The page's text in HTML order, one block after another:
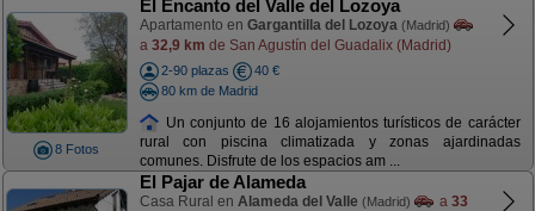
8 Fotos
El Encanto del Valle del Lozoya
Apartamento en Gargantilla del Lozoya (Madrid)
a 32,9 km de San Agustín del Guadalix (Madrid)
2-90 plazas
40 €
80 km de Madrid
Un conjunto de 16 alojamientos turísticos de carácter
rural con piscina climatizada y zonas ajardinadas
comunes. Disfrute de los espacios am ...
El Pajar de Alameda
Casa Rural en Alameda del Valle (Madrid) a 33